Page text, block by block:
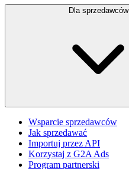
Dla sprzedawców
Wsparcie sprzedawców
Jak sprzedawać
Importuj przez API
Korzystaj z G2A Ads
Program partnerski